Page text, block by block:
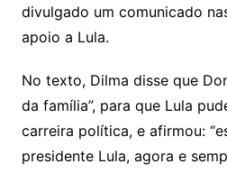
divulgado um comunicado
apoio a Lula.
No texto, Dilma disse que
da família”, para que Lula
carreira política, e afirmou:
presidente Lula, agora e